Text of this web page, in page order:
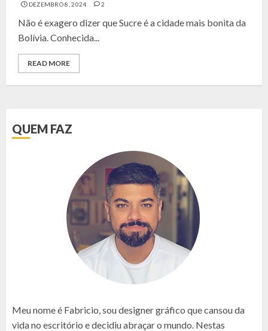
DEZEMBRO 8, 2024 2
Não é exagero dizer que Sucre é a cidade mais bonita da
Bolívia. Conhecida...
READ MORE
QUEM FAZ
Meu nome é Fabricio, sou designer gráfico que cansou da
vida no escritório e decidiu abraçar o mundo. Nestas